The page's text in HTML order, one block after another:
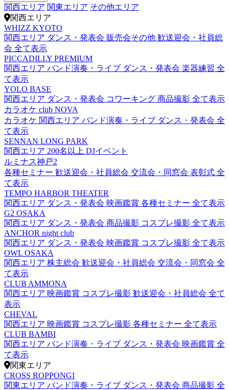
関西エリア 関東エリア その他エリア
関西エリア
WHIZZ KYOTO
関西エリア ダンス・発表会 販売会その他 歓送迎会・社員総
会 全て表示
PICCADILLY PREMIUM
関西エリア バンド演奏・ライブ ダンス・発表会 楽器練習 全
て表示
YOLO BASE
関西エリア ダンス・発表会 コワーキング 商品撮影 全て表示
カラオケ club NOVA
カラオケ 関西エリア バンド演奏・ライブ ダンス・発表会 全
て表示
SENNAN LONG PARK
関西エリア 200名以上 DJイベント
ルミナス神戸2
各種セミナー 歓送迎会・社員総会 交流会・同窓会 表彰式 全
て表示
TEMPO HARBOR THEATER
関西エリア ダンス・発表会 映画鑑賞 各種セミナー 全て表示
G2 OSAKA
関西エリア ダンス・発表会 商品撮影 コスプレ撮影 全て表示
ANCHOR night club
関西エリア ダンス・発表会 映画鑑賞 コスプレ撮影 全て表示
OWL OSAKA
関西エリア 株主総会 歓送迎会・社員総会 交流会・同窓会 全
て表示
CLUB AMMONA
関西エリア 映画鑑賞 コスプレ撮影 歓送迎会・社員総会 全て
表示
CHEVAL
関西エリア 映画鑑賞 コスプレ撮影 各種セミナー 全て表示
CLUB BAMBI
関西エリア バンド演奏・ライブ ダンス・発表会 映画鑑賞 全
て表示
関東エリア
CROSS ROPPONGI
関東エリア バンド演奏・ライブ ダンス・発表会 商品撮影 全